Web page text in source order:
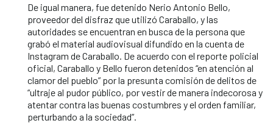
De igual manera, fue detenido Nerio Antonio Bello,
proveedor del disfraz que utilizó Caraballo, y las
autoridades se encuentran en busca de la persona que
grabó el material audiovisual difundido en la cuenta de
Instagram de Caraballo. De acuerdo con el reporte policial
oficial, Caraballo y Bello fueron detenidos “en atención al
clamor del pueblo” por la presunta comisión de delitos de
“ultraje al pudor público, por vestir de manera indecorosa y
atentar contra las buenas costumbres y el orden familiar,
perturbando a la sociedad”.